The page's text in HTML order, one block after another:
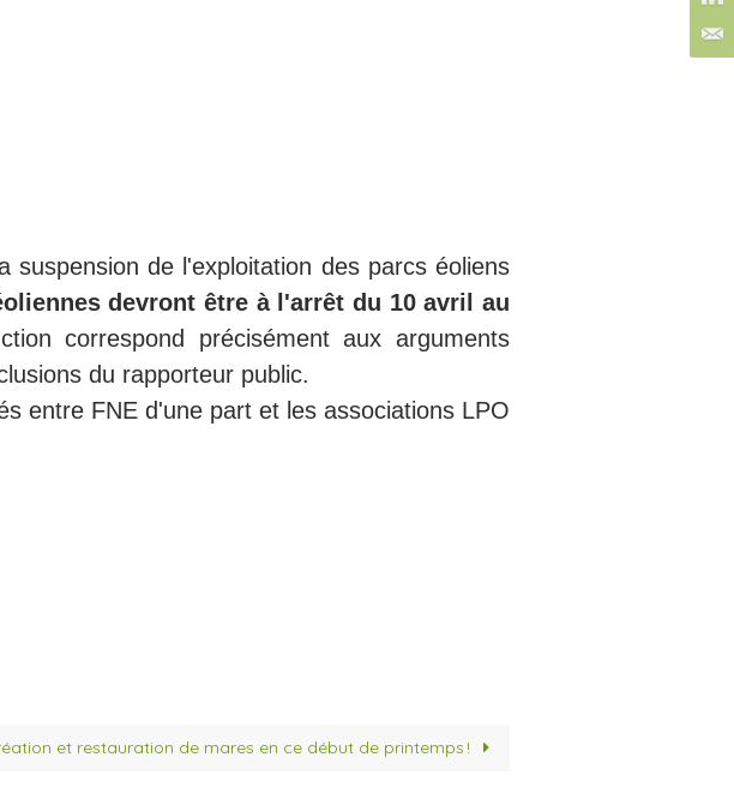
de l'exploitation des parcs éoliens
devront être à l'arrêt du 10 avril au
correspond précisément aux arguments
du rapporteur public.
entre FNE d'une part et les associations LPO
et restauration de mares en ce début de printemps !